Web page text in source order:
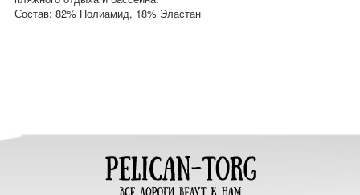
Состав: 82% Полиамид, 18% Эластан